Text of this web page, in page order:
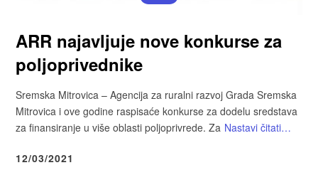
ARR najavljuje nove konkurse za
poljoprivednike
Sremska Mitrovica – Agencija za ruralni razvoj Grada Sremska
Mitrovica i ove godine raspisaće konkurse za dodelu sredstava
za finansiranje u više oblasti poljoprivrede. Za Nastavi čitati…
12/03/2021